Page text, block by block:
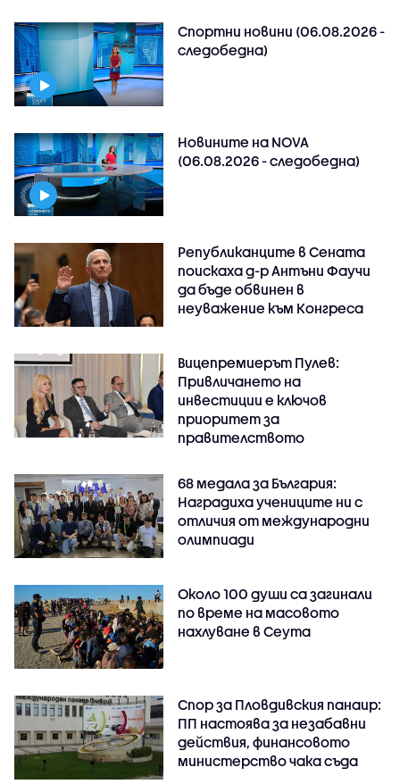
Спортни новини (06.08.2026 -
следобедна)
Новините на NOVA
(06.08.2026 - следобедна)
Републиканците в Сената
поискаха д-р Антъни Фаучи
да бъде обвинен в
неуважение към Конгреса
Вицепремиерът Пулев:
Привличането на
инвестиции е ключов
приоритет за
правителството
68 медала за България:
Наградиха учениците ни с
отличия от международни
олимпиади
Около 100 души са загинали
по време на масовото
нахлуване в Сеута
Спор за Пловдивския панаир:
ПП настоява за незабавни
действия, финансовото
министерство чака съда